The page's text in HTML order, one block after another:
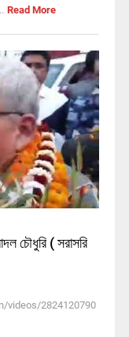
Read More
চৌধুরি ( সরাসরি
videos/2824120790